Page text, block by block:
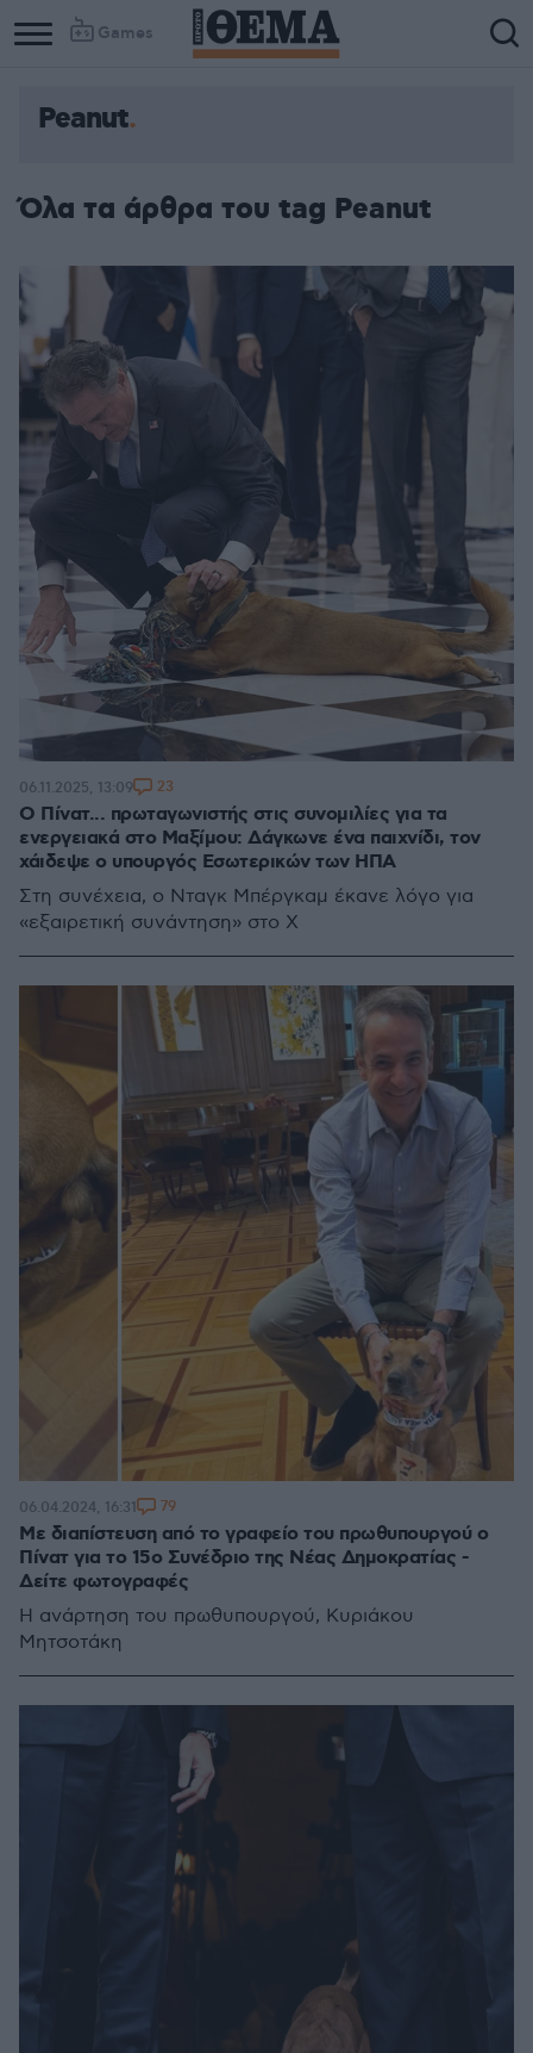
Games
Peanut
Όλα τα άρθρα του tag Peanut
Ο Πίνατ... πρωταγωνιστής στις συνομιλίες για τα
ενεργειακά στο Μαξίμου: Δάγκωνε ένα παιχνίδι, τον
χάιδεψε ο υπουργός Εσωτερικών των ΗΠΑ
Στη συνέχεια, ο Νταγκ Μπέργκαμ έκανε λόγο για
«εξαιρετική συνάντηση» στο X
06.11.2025, 13:09 23
Με διαπίστευση από το γραφείο του πρωθυπουργού ο
Πίνατ για το 15ο Συνέδριο της Νέας Δημοκρατίας -
Δείτε φωτογραφές
Η ανάρτηση του πρωθυπουργού, Κυριάκου
Μητσοτάκη
06.04.2024, 16:31 79